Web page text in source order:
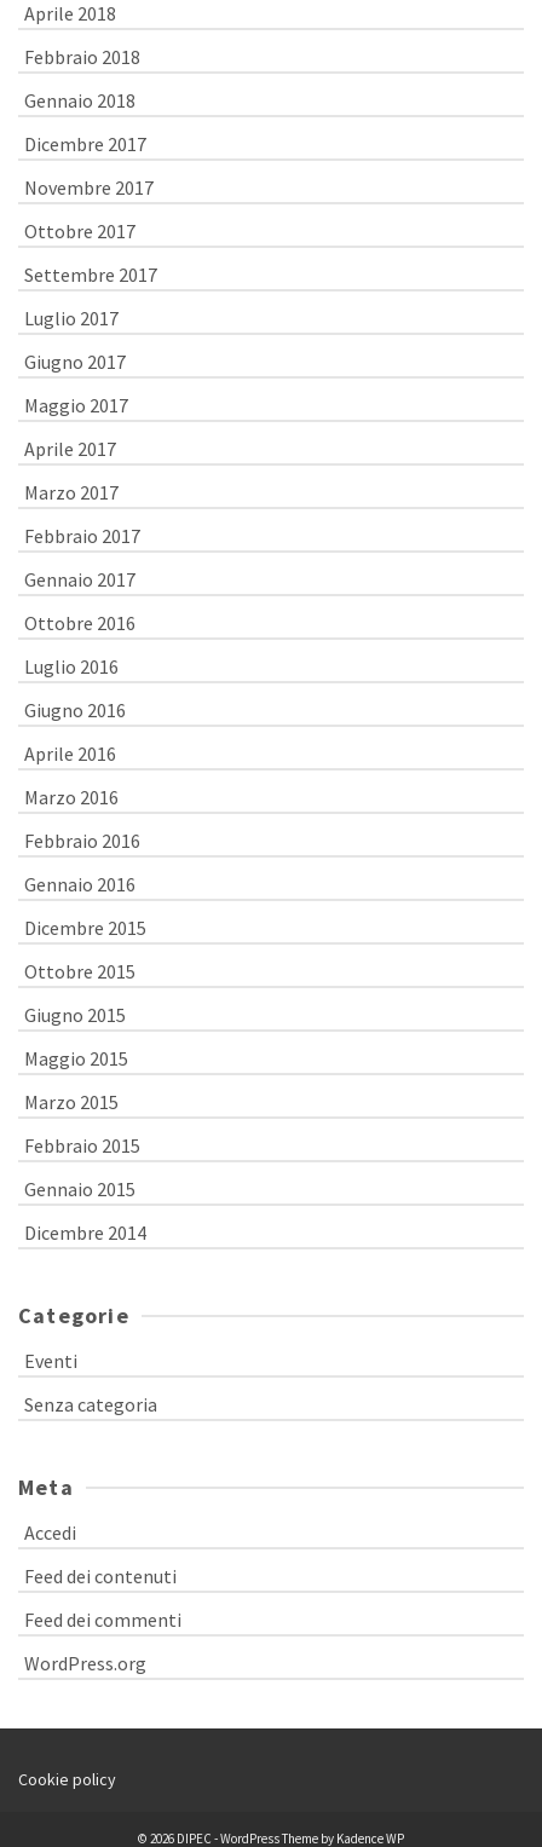
Aprile 2018
Febbraio 2018
Gennaio 2018
Dicembre 2017
Novembre 2017
Ottobre 2017
Settembre 2017
Luglio 2017
Giugno 2017
Maggio 2017
Aprile 2017
Marzo 2017
Febbraio 2017
Gennaio 2017
Ottobre 2016
Luglio 2016
Giugno 2016
Aprile 2016
Marzo 2016
Febbraio 2016
Gennaio 2016
Dicembre 2015
Ottobre 2015
Giugno 2015
Maggio 2015
Marzo 2015
Febbraio 2015
Gennaio 2015
Dicembre 2014
Categorie
Eventi
Senza categoria
Meta
Accedi
Feed dei contenuti
Feed dei commenti
WordPress.org
Cookie policy
© 2026 DIPEC - WordPress Theme by Kadence WP